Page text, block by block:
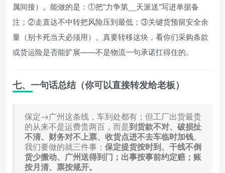
属间接）。能做的是：①把”力争第__天派送”写进单据备
注；②走直达不中转把风险压到最低；③关键货预留安全余
量（别卡死当天必须用）。真要转移这块，看你们采购条款
或货运险是否能扩展——不是物流一句承诺扛得住的。
七、一句话总结（你可以直接转发给老板）
保定→广州这条线，车到处都有；但工厂出货最贵
的从来不是运费贵两百，而是到货款不对、破损扯
不清、财务对不上票、收货点进不去车临时加钱。
我们要做的就三件事： 保定提货按时到、干线不倒
货少搬动、广州送得到门；出事按事前约定赔；账
按月清、票按规开。